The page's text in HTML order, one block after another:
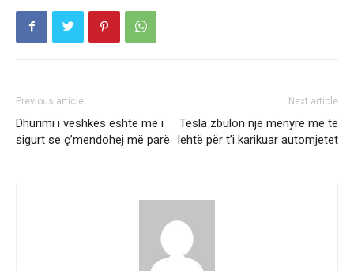
Previous article
Dhurimi i veshkës është më i
sigurt se ç’mendohej më parë
Next article
Tesla zbulon një mënyrë më të
lehtë për t’i karikuar automjetet